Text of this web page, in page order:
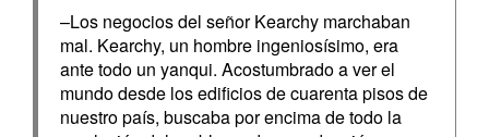
–Los negocios del señor Kearchy marchaban
mal. Kearchy, un hombre ingeniosísimo, era
ante todo un yanqui. Acostumbrado a ver el
mundo desde los edificios de cuarenta pisos de
nuestro país, buscaba por encima de todo la